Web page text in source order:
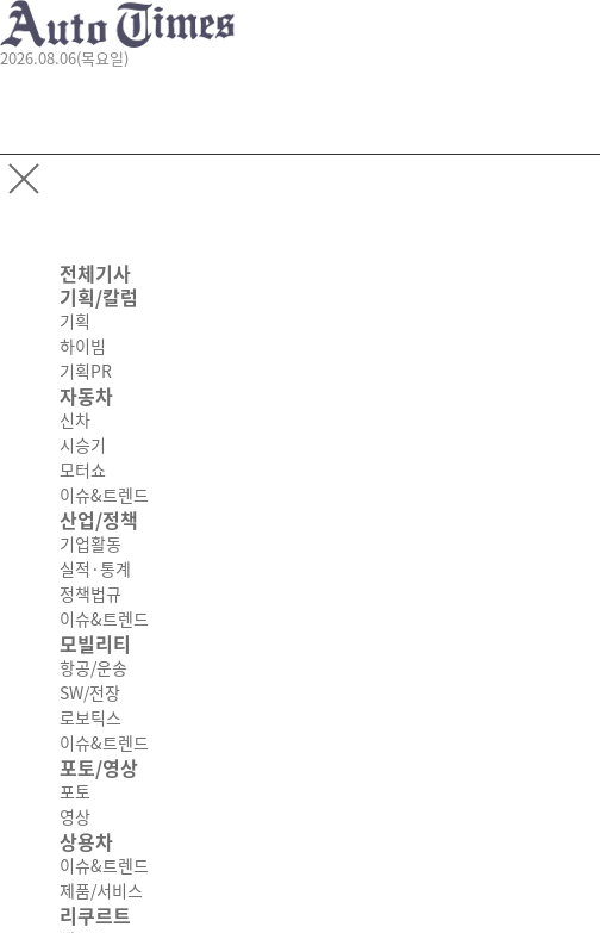
2026.08.06(목요일)
전체기사
기획/칼럼
기획
하이빔
기획PR
자동차
신차
시승기
모터쇼
이슈&트렌드
산업/정책
기업활동
실적·통계
정책법규
이슈&트렌드
모빌리티
항공/운송
SW/전장
로보틱스
이슈&트렌드
포토/영상
포토
영상
상용차
이슈&트렌드
제품/서비스
리쿠르트